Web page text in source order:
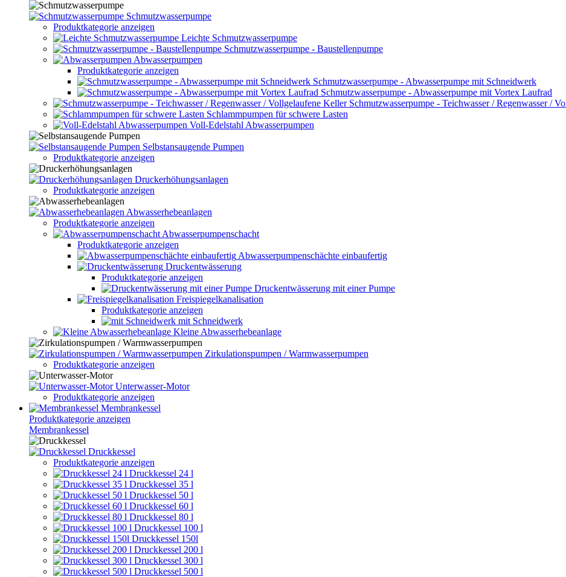
Schmutzwasserpumpe
Produktkategorie anzeigen
Leichte Schmutzwasserpumpe
Schmutzwasserpumpe - Baustellenpumpe
Abwasserpumpen
Produktkategorie anzeigen
Schmutzwasserpumpe - Abwasserpumpe mit Schneidwerk
Schmutzwasserpumpe - Abwasserpumpe mit Vortex Laufrad
Schmutzwasserpumpe - Teichwasser / Regenwasser /
Schlammpumpen für schwere Lasten
Voll-Edelstahl Abwasserpumpen
Selbstansaugende Pumpen
Produktkategorie anzeigen
Druckerhöhungsanlagen
Produktkategorie anzeigen
Abwasserhebeanlagen
Produktkategorie anzeigen
Abwasserpumpenschacht
Produktkategorie anzeigen
Abwasserpumpenschächte einbaufertig
Druckentwässerung
Produktkategorie anzeigen
Druckentwässerung mit einer Pumpe
Freispiegelkanalisation
Produktkategorie anzeigen
mit Schneidwerk
Kleine Abwasserhebeanlage
Zirkulationspumpen / Warmwasserpumpen
Produktkategorie anzeigen
Unterwasser-Motor
Produktkategorie anzeigen
Membrankessel
Produktkategorie anzeigen
Membrankessel
Druckkessel
Produktkategorie anzeigen
Druckkessel 24 l
Druckkessel 35 l
Druckkessel 50 l
Druckkessel 60 l
Druckkessel 80 l
Druckkessel 100 l
Druckkessel 150l
Druckkessel 200 l
Druckkessel 300 l
Druckkessel 500 l